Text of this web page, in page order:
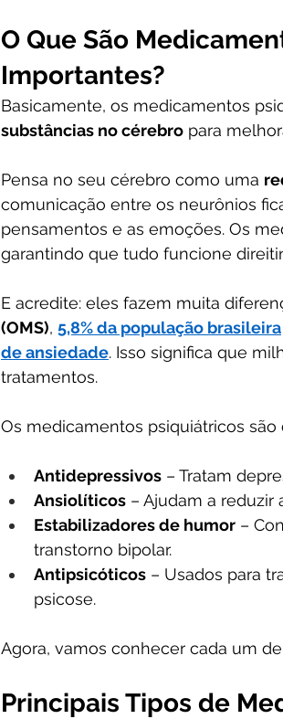
O Que São
Importantes?
Basicamente, os medicamentos
substâncias no cérebro para
Pensa no seu cérebro como uma
comunicação entre os neurônios
pensamentos e as emoções. Os
garantindo que tudo funcione
E acredite: eles fazem muita
(OMS), 5,8% da população brasileira
de ansiedade. Isso significa que
tratamentos.
Os medicamentos psiquiátricos
Antidepressivos – Tratam
Ansiolíticos – Ajudam a reduzir
Estabilizadores de humor –
transtorno bipolar.
Antipsicóticos – Usados para
psicose.
Agora, vamos conhecer cada um
Principais Tipos de